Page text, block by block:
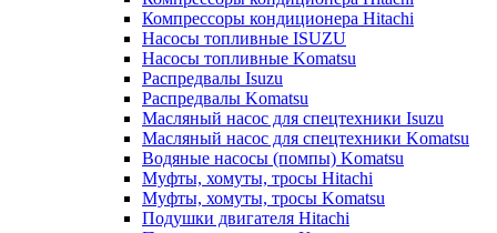
Компрессоры кондиционера Hitachi
Насосы топливные ISUZU
Насосы топливные Komatsu
Распредвалы Isuzu
Распредвалы Komatsu
Масляный насос для спецтехники Isuzu
Масляный насос для спецтехники Komatsu
Водяные насосы (помпы) Komatsu
Муфты, хомуты, тросы Hitachi
Муфты, хомуты, тросы Komatsu
Подушки двигателя Hitachi